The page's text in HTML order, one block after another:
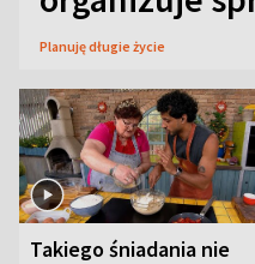
Planuję długie życie
Takiego śniadania nie